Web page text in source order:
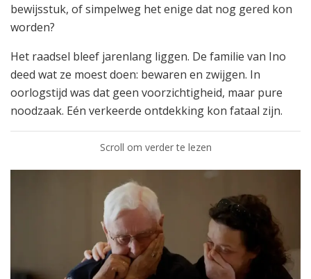
bewijsstuk, of simpelweg het enige dat nog gered kon
worden?
Het raadsel bleef jarenlang liggen. De familie van Ino
deed wat ze moest doen: bewaren en zwijgen. In
oorlogstijd was dat geen voorzichtigheid, maar pure
noodzaak. Eén verkeerde ontdekking kon fataal zijn.
Scroll om verder te lezen